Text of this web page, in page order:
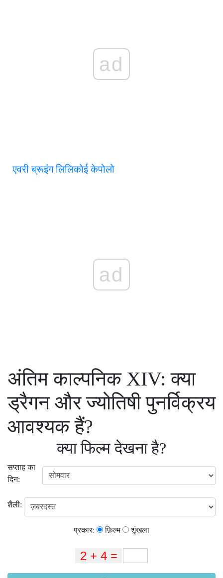
ad
एवरी ब्रूइंग लिलिकोई केपोलो
ad
अंतिम काल्पनिक XIV: क्या
ड्रैगन और ज्योतिषी पुनर्विक्रय
आवश्यक हैं?
क्या फिल्म देखना है?
सप्ताह का
दिन:
शैली:
प्रकार: फ़िल्म शृंखला